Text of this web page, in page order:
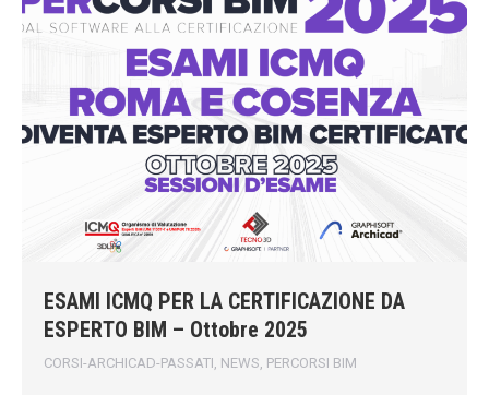
ESAMI ICMQ PER LA CERTIFICAZIONE DA
ESPERTO BIM – Ottobre 2025
CORSI-ARCHICAD-PASSATI NEWS PERCORSI BIM